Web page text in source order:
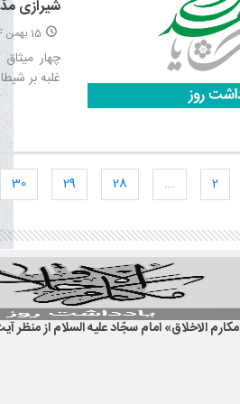
شیرازی
15 بهمن 1404
چهار
غلبه بر
2
...
28
29
30
الاخلاق» امام سجّاد علیه السلام از منظر